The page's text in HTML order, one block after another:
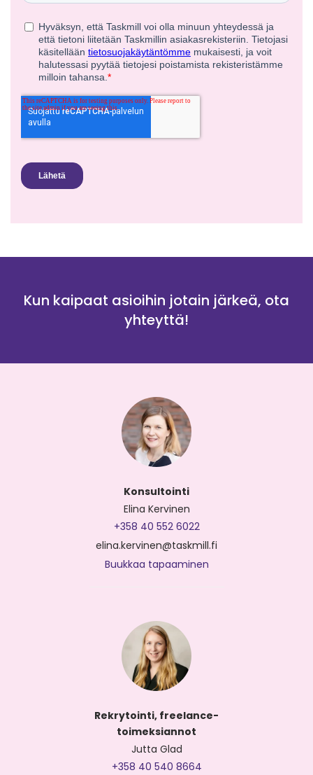
Kun kaipaat asioihin jotain järkeä, ota
yhteyttä!
Konsultointi
Elina Kervinen
+358 40 552 6022
elina.kervinen@taskmill.fi
Buukkaa tapaaminen
Rekrytointi, freelance-
toimeksiannot
Jutta Glad
+358 40 540 8664